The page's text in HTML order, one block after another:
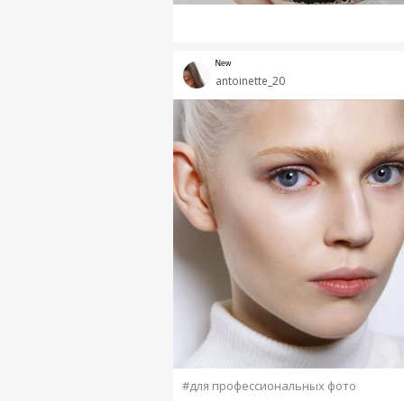
antoinette_20
ᴺᵉʷ
#для профессиональных фото